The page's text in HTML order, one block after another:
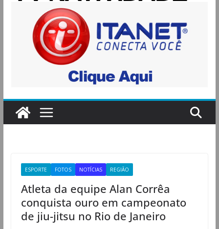
ESPORTE FOTOS NOTÍCIAS REGIÃO
Atleta da equipe Alan Corrêa
conquista ouro em campeonato
de jiu-jitsu no Rio de Janeiro